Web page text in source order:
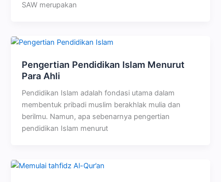
SAW merupakan
Pengertian Pendidikan Islam Menurut
Para Ahli
Pendidikan Islam adalah fondasi utama dalam
membentuk pribadi muslim berakhlak mulia dan
berilmu. Namun, apa sebenarnya pengertian
pendidikan Islam menurut